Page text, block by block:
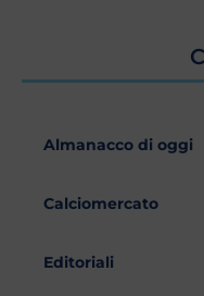
Almanacco di oggi
Calciomercato
Editoriali